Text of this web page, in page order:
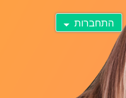
התחברות